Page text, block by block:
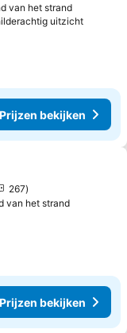
van het strand
uitzicht
Prijzen bekijken
aan favorieten
267
van het strand
Prijzen bekijken